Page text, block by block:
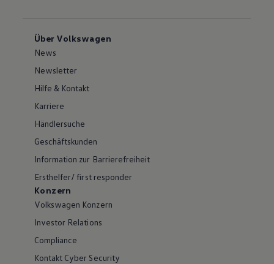
Über Volkswagen
News
Newsletter
Hilfe & Kontakt
Karriere
Händlersuche
Geschäftskunden
Information zur Barrierefreiheit
Ersthelfer/ first responder
Konzern
Volkswagen Konzern
Investor Relations
Compliance
Kontakt Cyber Security